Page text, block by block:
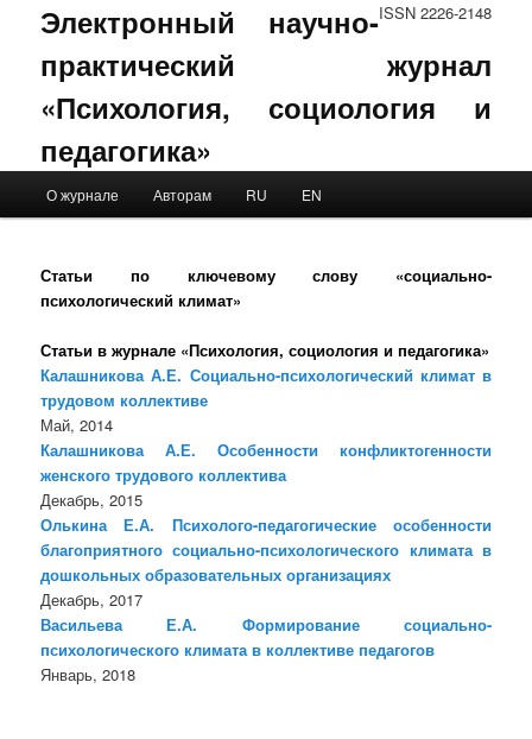
ISSN 2226-2148
Электронный научно-
практический журнал
«Психология, социология и
педагогика»
Skip to primary content
Skip to secondary content
О журнале Авторам RU EN
Статьи по ключевому слову «социально-
психологический климат»
Статьи в журнале «Психология, социология и педагогика»
Калашникова А.Е. Социально-психологический климат в
трудовом коллективе
Май, 2014
Калашникова А.Е. Особенности конфликтогенности
женского трудового коллектива
Декабрь, 2015
Олькина Е.А. Психолого-педагогические особенности
благоприятного социально-психологического климата в
дошкольных образовательных организациях
Декабрь, 2017
Васильева Е.А. Формирование социально-
психологического климата в коллективе педагогов
Январь, 2018